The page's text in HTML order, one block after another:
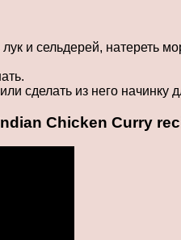
и сельдерей, натереть
сделать из него начинку
Chicken Curry